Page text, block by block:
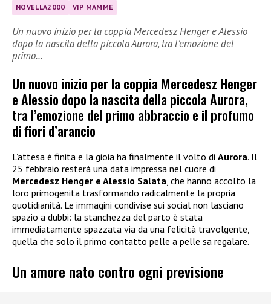
NOVELLA2000 VIP MAMME
Un nuovo inizio per la coppia Mercedesz Henger e Alessio
dopo la nascita della piccola Aurora, tra l’emozione del
primo…
Un nuovo inizio per la coppia Mercedesz Henger
e Alessio dopo la nascita della piccola Aurora,
tra l’emozione del primo abbraccio e il profumo
di fiori d’arancio
L’attesa è finita e la gioia ha finalmente il volto di Aurora. Il
25 febbraio resterà una data impressa nel cuore di
Mercedesz Henger e Alessio Salata , che hanno accolto la
loro primogenita trasformando radicalmente la propria
quotidianità. Le immagini condivise sui social non lasciano
spazio a dubbi: la stanchezza del parto è stata
immediatamente spazzata via da una felicità travolgente,
quella che solo il primo contatto pelle a pelle sa regalare.
Un amore nato contro ogni previsione